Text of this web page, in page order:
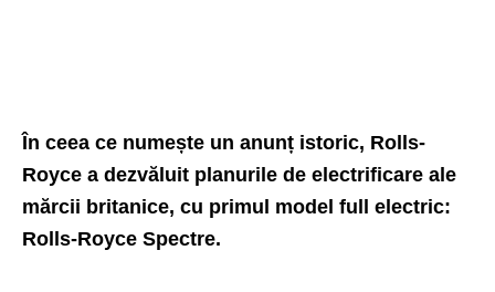
În ceea ce numește un anunț istoric, Rolls-
Royce a dezvăluit planurile de electrificare ale
mărcii britanice, cu primul model full electric:
Rolls-Royce Spectre.